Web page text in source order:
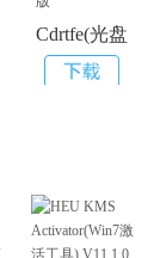
Cdrtfe(光盘刻